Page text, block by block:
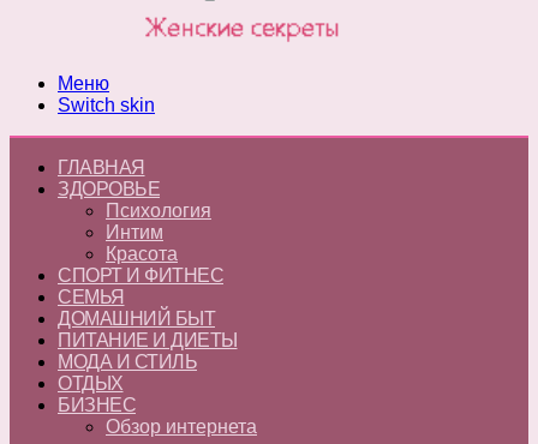
Меню
Switch skin
ГЛАВНАЯ
ЗДОРОВЬЕ
Психология
Интим
Красота
СПОРТ И ФИТНЕС
СЕМЬЯ
ДОМАШНИЙ БЫТ
ПИТАНИЕ И ДИЕТЫ
МОДА И СТИЛЬ
ОТДЫХ
БИЗНЕС
Обзор интернета